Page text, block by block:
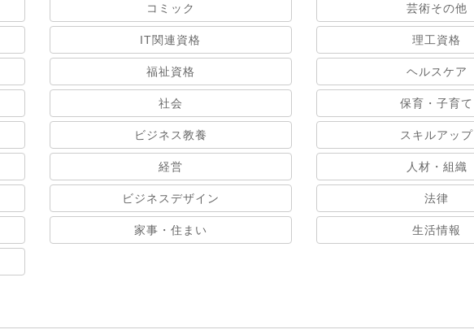
コミック 芸術その他
IT関連資格 理工資格
福祉資格 ヘルスケア
社会 保育・子育て
ビジネス教養 スキルアップ
経営 人材・組織
ビジネスデザイン 法律
家事・住まい 生活情報